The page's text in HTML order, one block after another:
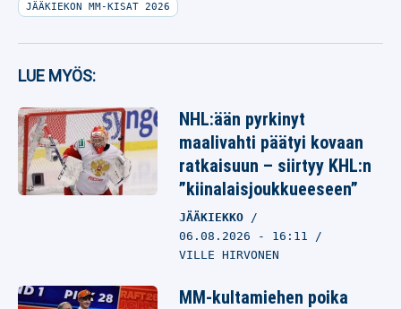
JÄÄKIEKON MM-KISAT 2026
LUE MYÖS:
NHL:ään pyrkinyt
maalivahti päätyi kovaan
ratkaisuun – siirtyy KHL:n
”kiinalaisjoukkueeseen”
JÄÄKIEKKO
06.08.2026 - 16:11
VILLE HIRVONEN
MM-kultamiehen poika